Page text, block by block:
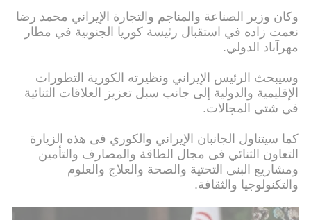
وكان وزیر الصناعة والمناجم والتجارة الإیراني محمد رضا
نعمت زاده في استقبال رئیسة كوریا الجنوبیة في مطار
مهرآباد الدولي.
وسیبحث الرئیس الإیراني ونظیرته الكوریة التطورات
الإقلیمیة والدولیة إلى جانب سبل تعزیز العلاقات الثنائیة
فی شتی المجالات.
كما سیتناول الجانبان الإیراني والكوري فی هذه الزیارة
التعاون الثنائي فی مجال الطاقة والمصارف والتأمین
ومشاریع البنی التحتیة والصحة والعلاج والعلوم
والتكنولوجیا والثقافة.